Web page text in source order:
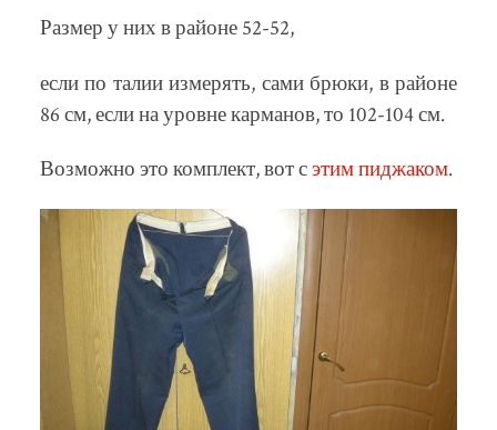
Размер у них в районе 52-52,
если по талии измерять, сами брюки, в районе
86 см, если на уровне карманов, то 102-104 см.
Возможно это комплект, вот сэтим пиджаком.